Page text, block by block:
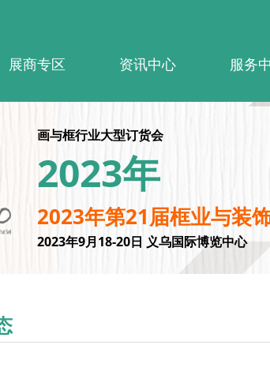
展商专区 资讯中心 服务
画与框行业大型订货会
2023年
2023年第21届框业与装
2023年9月18-20日 义乌国际博览中心